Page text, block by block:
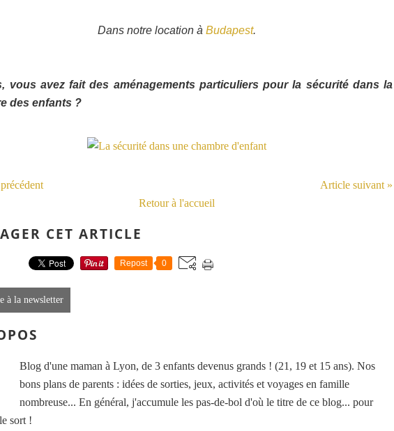
Dans notre location à Budapest.
vous avez fait des aménagements particuliers pour la sécurité dans la
des enfants ?
Article suivant »
Retour à l'accueil
CET ARTICLE
Repost 0
à la newsletter
Blog d'une maman à Lyon, de 3 enfants devenus grands ! (21, 19 et 15 ans). Nos
bons plans de parents : idées de sorties, jeux, activités et voyages en famille
nombreuse... En général, j'accumule les pas-de-bol d'où le titre de ce blog... pour
sort !